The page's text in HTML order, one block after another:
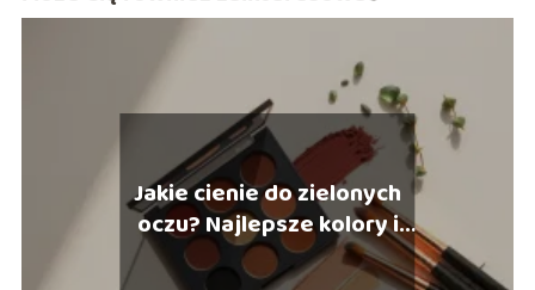
Jakie cienie do zielonych
oczu? Najlepsze kolory i
porady